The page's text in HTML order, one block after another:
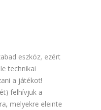
eszköz, ezért
technikai
a játékot!
felhívjuk a
melyekre eleinte